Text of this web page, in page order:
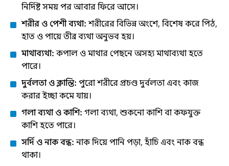
নির্দিষ্ট সময় পর আবার ফিরে আসে।
শরীর ও পেশী ব্যথা: শরীরের বিভিন্ন অংশে, বিশেষ করে পিঠ,
হাত ও পায়ে তীব্র ব্যথা অনুভব হয়।
মাথাব্যথা: কপাল ও মাথার পেছনে অসহ্য মাথাব্যথা হতে
পারে।
দুর্বলতা ও ক্লান্তি: পুরো শরীরে প্রচণ্ড দুর্বলতা এবং কাজ
করার ইচ্ছা কমে যায়।
গলা ব্যথা ও কাশি: গলা ব্যথা, শুকনো কাশি বা কফযুক্ত
কাশি হতে পারে।
সর্দি ও নাক বন্ধ: নাক দিয়ে পানি পড়া, হাঁচি এবং নাক বন্ধ
থাকা।